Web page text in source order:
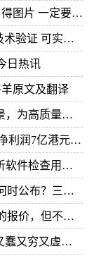
定要清晰 要全身
下行速率
日热讯
原文及翻译
发展保驾护航
减少7.9%-世界最新
查用户背景
养老金如何计算？
不会超过1亿欧
被疯抢 世界最新